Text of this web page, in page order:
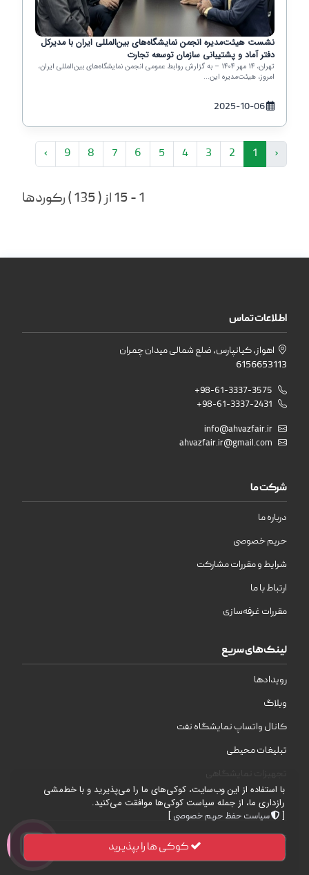
نشست هیئت‌مدیره انجمن نمایشگاه‌های بین‌المللی ایران با مدیرکل
دفتر آماد و پشتیبانی سازمان توسعه تجارت
تهران، 14 مهر 1404 – به گزارش روابط عمومی انجمن نمایشگاه‌های بین‌المللی ایران،
امروز، هیئت‌مدیره این...
2025-10-06
‹
1
2
3
4
5
6
7
8
9
›
1 - 15 از ( 135 ) رکوردها
اطلاعات تماس
اهواز، کیانپارس، ضلع شمالی میدان چمران
6156653113
+98-61-3337-3575
+98-61-3337-2431
info@ahvazfair.ir
ahvazfair.ir@gmail.com
شرکت ما
درباره ما
حریم خصوصی
شرایط و مقررات مشارکت
ارتباط با ما
مقررات غرفه‌سازی
لینک‌های سریع
رویدادها
وبلاگ
کانال واتساپ نمایشگاه نفت
تبلیغات محیطی
| © 2026 | تمامی حقوق محفوظ است .
نمایشگاه‌های بین‌المللی خوزستان
با استفاده از این وب‌سایت، کوکی‌های ما را می‌پذیرید و با خط‌مشی
رازداری ما، از جمله سیاست کوکی‌ها موافقت می‌کنید.
[
سیاست حفظ حریم خصوصی ]
کوکی ها را بپذیرید